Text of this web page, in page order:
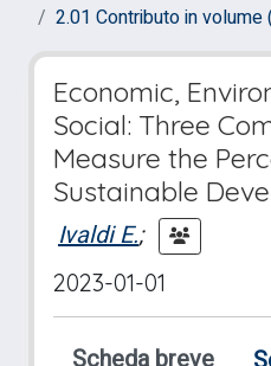
2.01 Contributo in
Economic,
Social: Three
Measure the
Sustainable
Ivaldi E.;
2023-01-01